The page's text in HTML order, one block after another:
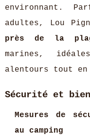
environnant.
adultes, Lou
près de la
marines,
alentours tout en
Sécurité et
Mesures de
au camping